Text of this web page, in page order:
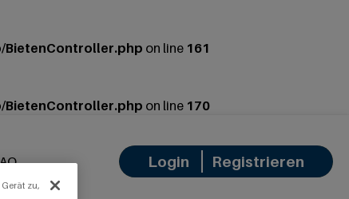
BietenController.php on line 161
BietenController.php on line 170
Login Registrieren
zu,